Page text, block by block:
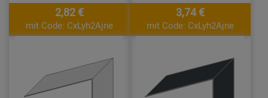
2,82 €
mit Code: CxLyh2Ajne
3,74 €
mit Code: CxLyh2Ajne